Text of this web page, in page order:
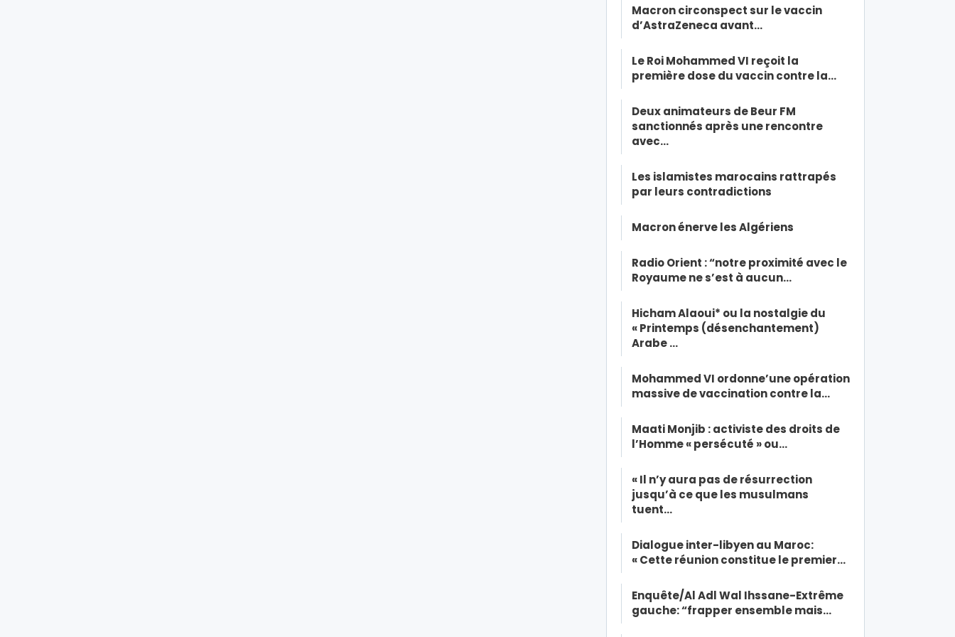
Macron circonspect sur le vaccin
d’AstraZeneca avant…
Le Roi Mohammed VI reçoit la
première dose du vaccin contre la…
Deux animateurs de Beur FM
sanctionnés après une rencontre
avec…
Les islamistes marocains rattrapés
par leurs contradictions
Macron énerve les Algériens
Radio Orient : “notre proximité avec le
Royaume ne s’est à aucun…
Hicham Alaoui* ou la nostalgie du
« Printemps (désenchantement)
Arabe …
Mohammed VI ordonne’une opération
massive de vaccination contre la…
Maati Monjib : activiste des droits de
l’Homme « persécuté » ou…
« Il n’y aura pas de résurrection
jusqu’à ce que les musulmans
tuent…
Dialogue inter-libyen au Maroc:
« Cette réunion constitue le premier…
Enquête/Al Adl Wal Ihssane-Extrême
gauche: “frapper ensemble mais…